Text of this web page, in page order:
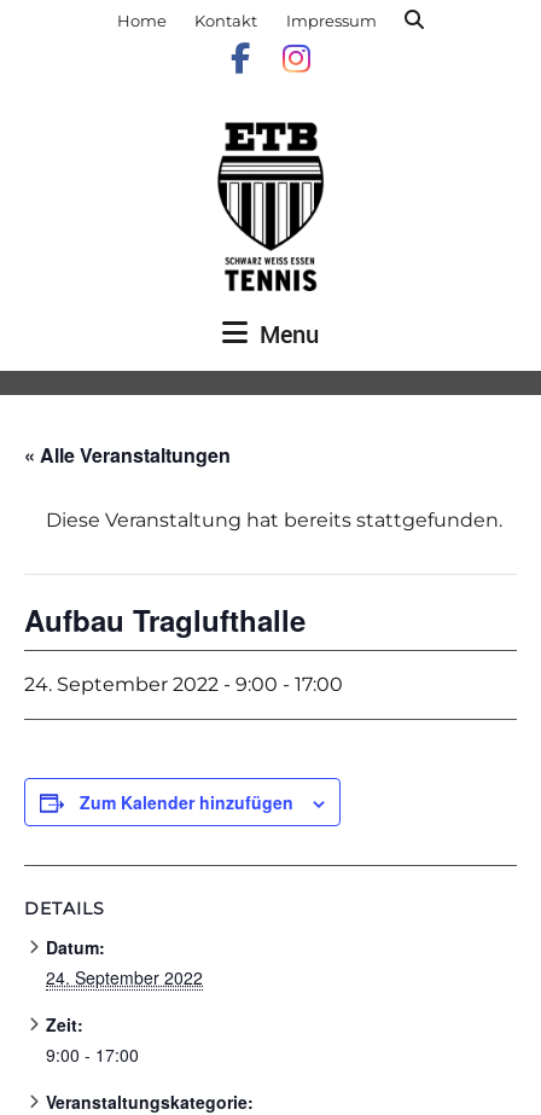
Home Kontakt Impressum
Menu
« Alle Veranstaltungen
Diese Veranstaltung hat bereits stattgefunden.
Aufbau Traglufthalle
24. September 2022 - 9:00 - 17:00
Zum Kalender hinzufügen
DETAILS
Datum:
24. September 2022
Zeit:
9:00 - 17:00
Veranstaltungskategorie: